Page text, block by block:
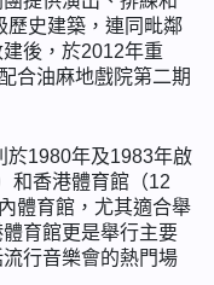
歷史建築，連同毗鄰
後，於2012年重
合油麻地戲院第二期
於1980年及1983年啟
和香港體育館（12
體育館，尤其適合舉
育館更是舉行主要
行音樂會的熱門場